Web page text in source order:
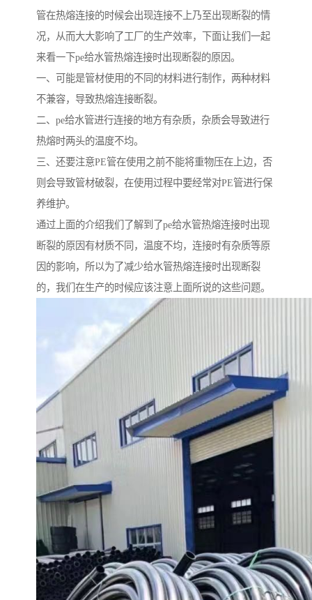
管在热熔连接的时候会出现连接不上乃至出现断裂的情
况，从而大大影响了工厂的生产效率，下面让我们一起
来看一下pe给水管热熔连接时出现断裂的原因。
一、可能是管材使用的不同的材料进行制作，两种材料
不兼容，导致热熔连接断裂。
二、pe给水管进行连接的地方有杂质，杂质会导致进行
热熔时两头的温度不均。
三、还要注意PE管在使用之前不能将重物压在上边，否
则会导致管材破裂，在使用过程中要经常对PE管进行保
养维护。
通过上面的介绍我们了解到了pe给水管热熔连接时出现
断裂的原因有材质不同，温度不均，连接时有杂质等原
因的影响，所以为了减少给水管热熔连接时出现断裂
的，我们在生产的时候应该注意上面所说的这些问题。